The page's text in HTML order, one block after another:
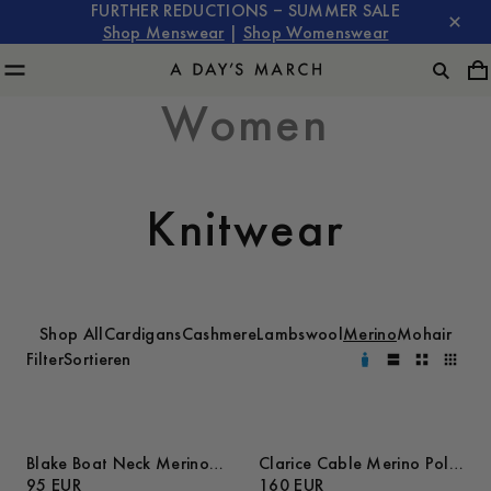
FURTHER REDUCTIONS – SUMMER SALE
Shop Menswear
Shop Womenswear
Women
Knitwear
Shop All CardigansCashmereLambswool MerinoMohair
FilterSortieren
Blake Boat Neck Merino
Cable Tank Top
95 EUR
Clarice Cable Merino Polo
Sweater
160 EUR